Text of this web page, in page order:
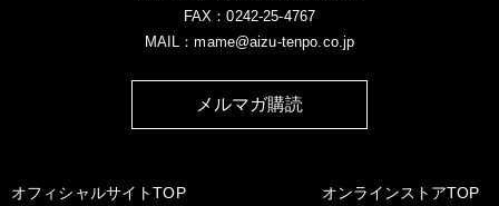
FAX：0242-25-4767
MAIL：mame@aizu-tenpo.co.jp
メルマガ購読
オフィシャルサイトTOP オンラインストアTOP